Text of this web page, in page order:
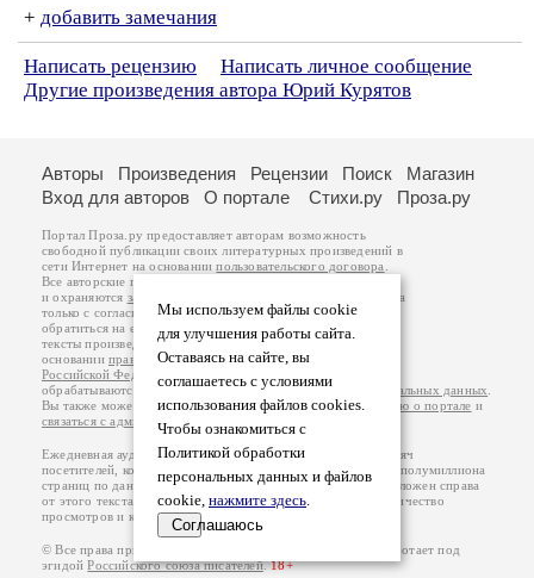
+ добавить замечания
Написать рецензию
Написать личное сообщение
Другие произведения автора Юрий Курятов
Мы используем файлы cookie
для улучшения работы сайта.
Оставаясь на сайте, вы
соглашаетесь с условиями
использования файлов cookies.
Чтобы ознакомиться с
Политикой обработки
персональных данных и файлов
cookie, нажмите здесь.
Соглашаюсь
Авторы Произведения Рецензии Поиск
Магазин
Вход для авторов
О портале Стихи.ру Проза.ру
Портал Проза.ру предоставляет авторам возможность
свободной публикации своих литературных произведений в
сети Интернет на основаниипользовательского договора
Все авторские права на произведения принадлежат авторам
и охраняются законом
. Перепечатка произведений возможна
только с согласия его автора, к которому вы можете
обратиться на его авторской странице. Ответственность за
тексты произведений авторы несут самостоятельно на
основанииправил публикацииизаконодательства
Российской Федерации
обрабатываются на основанииПолитики обработки персональных данных
Вы также можете посмотреть более подробнуюинформацию о портале и
связаться с администрацией
Ежедневная аудитория портала Проза.ру – порядка 100 тысяч
посетителей, которые в общей сумме просматривают более полумиллиона
страниц по данным счетчика посещаемости, который расположен справа
от этого текста. В каждой графе указано по две цифры: количество
просмотров и количество посетителей.
© Все права принадлежат авторам, 2000-2026. Портал работает под
эгидойРоссийского союза писателей.18+